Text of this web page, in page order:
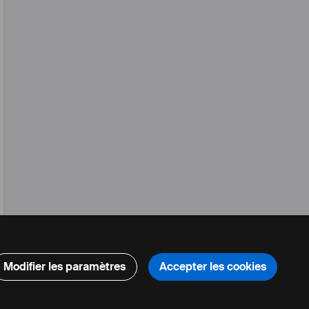
Modifier les paramètres Accepter les cookies